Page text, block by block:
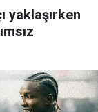
yaklaşırken